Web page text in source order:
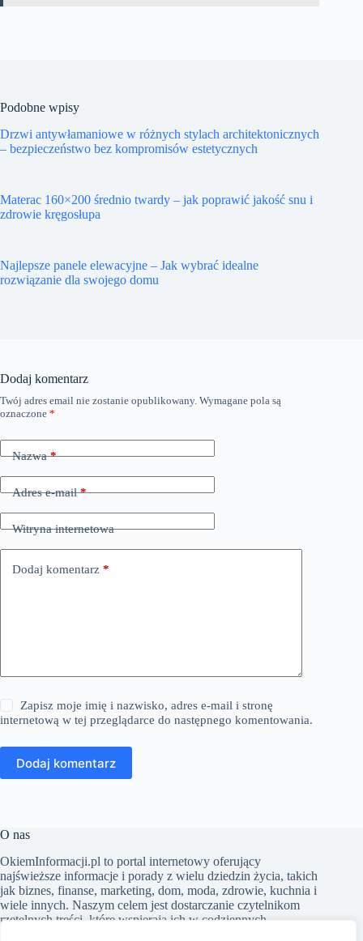
Podobne wpisy
Drzwi antywłamaniowe w różnych stylach architektonicznych
– bezpieczeństwo bez kompromisów estetycznych
Materac 160×200 średnio twardy – jak poprawić jakość snu i
zdrowie kręgosłupa
Najlepsze panele elewacyjne – Jak wybrać idealne
rozwiązanie dla swojego domu
Dodaj komentarz
Twój adres email nie zostanie opublikowany. Wymagane pola są
oznaczone *
Nazwa*
Adres e-mail*
Witryna internetowa
Dodaj komentarz *
Zapisz moje imię i nazwisko, adres e-mail i stronę
internetową w tej przeglądarce do następnego komentowania.
Dodaj komentarz
O nas
​OkiemInformacji.pl to portal internetowy oferujący
najświeższe informacje i porady z wielu dziedzin życia, takich
jak biznes, finanse, marketing, dom, moda, zdrowie, kuchnia i
wiele innych. Naszym celem jest dostarczanie czytelnikom
rzetelnych treści, które wspierają ich w codziennych